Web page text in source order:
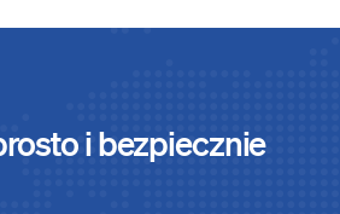
i bezpiecznie